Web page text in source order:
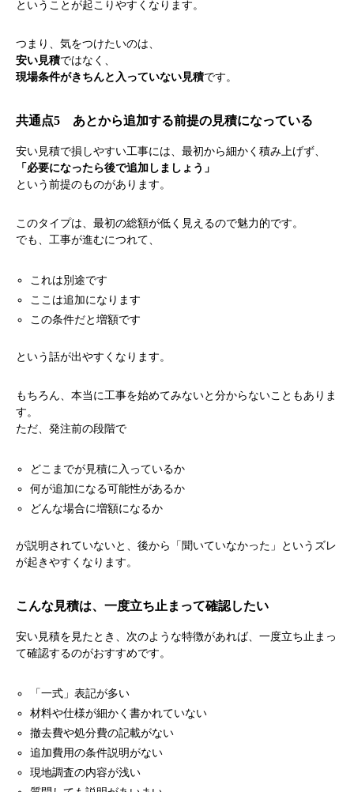
ということが起こりやすくなります。
つまり、気をつけたいのは、
安い見積ではなく、
現場条件がきちんと入っていない見積です。
共通点5 あとから追加する前提の見積になっている
安い見積で損しやすい工事には、最初から細かく積み上げず、
「必要になったら後で追加しましょう」
という前提のものがあります。
このタイプは、最初の総額が低く見えるので魅力的です。
でも、工事が進むにつれて、
これは別途です
ここは追加になります
この条件だと増額です
という話が出やすくなります。
もちろん、本当に工事を始めてみないと分からないこともありま
す。
ただ、発注前の段階で
どこまでが見積に入っているか
何が追加になる可能性があるか
どんな場合に増額になるか
が説明されていないと、後から「聞いていなかった」というズレ
が起きやすくなります。
こんな見積は、一度立ち止まって確認したい
安い見積を見たとき、次のような特徴があれば、一度立ち止まっ
て確認するのがおすすめです。
「一式」表記が多い
材料や仕様が細かく書かれていない
撤去費や処分費の記載がない
追加費用の条件説明がない
現地調査の内容が浅い